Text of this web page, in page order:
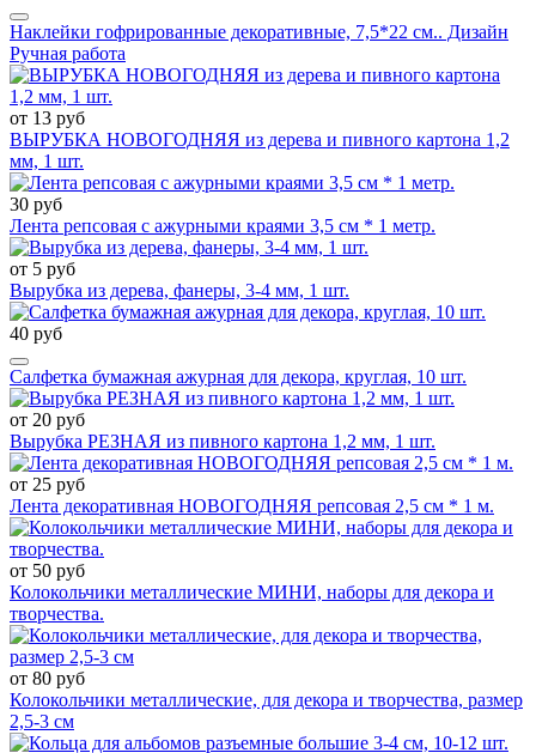
Наклейки гофрированные декоративные, 7,5*22 см.. Дизайн
Ручная работа
от 13 руб
ВЫРУБКА НОВОГОДНЯЯ из дерева и пивного картона 1,2
мм, 1 шт.
30 руб
Лента репсовая с ажурными краями 3,5 см * 1 метр.
от 5 руб
Вырубка из дерева, фанеры, 3-4 мм, 1 шт.
40 руб
Салфетка бумажная ажурная для декора, круглая, 10 шт.
от 20 руб
Вырубка РЕЗНАЯ из пивного картона 1,2 мм, 1 шт.
от 25 руб
Лента декоративная НОВОГОДНЯЯ репсовая 2,5 см * 1 м.
от 50 руб
Колокольчики металлические МИНИ, наборы для декора и
творчества.
от 80 руб
Колокольчики металлические, для декора и творчества, размер
2,5-3 см